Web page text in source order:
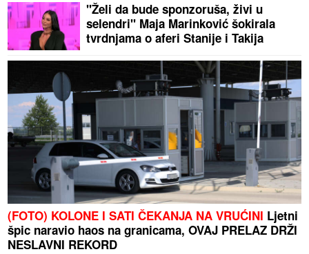
"Želi da bude sponzoruša, živi u
selendri" Maja Marinković šokirala
tvrdnjama o aferi Stanije i Takija
(FOTO) KOLONE I SATI ČEKANJA NA VRUĆINI Ljetni
špic naravio haos na granicama, OVAJ PRELAZ DRŽI
NESLAVNI REKORD